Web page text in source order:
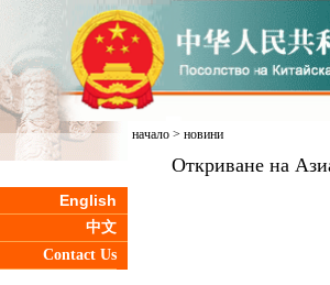
English
中文
Contact Us
начало> новини
Откриване на